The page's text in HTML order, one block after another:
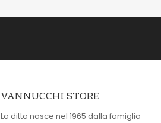
VANNUCCHI STORE
La ditta nasce nel 1965 dalla famiglia